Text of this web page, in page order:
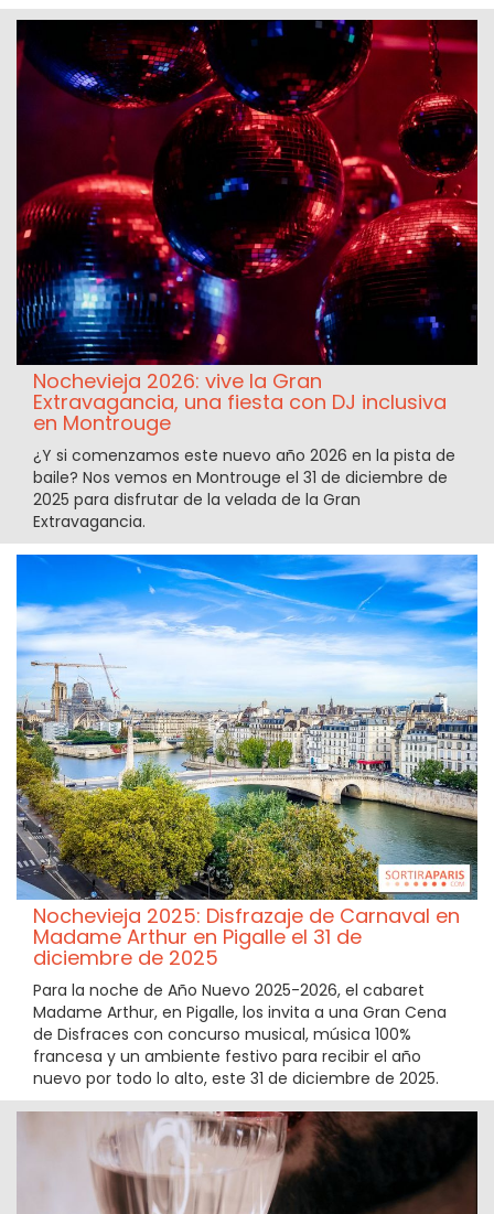
Nochevieja 2026: vive la Gran
Extravagancia, una fiesta con DJ inclusiva
en Montrouge
¿Y si comenzamos este nuevo año 2026 en la pista de
baile? Nos vemos en Montrouge el 31 de diciembre de
2025 para disfrutar de la velada de la Gran
Extravagancia.
Nochevieja 2025: Disfrazaje de Carnaval en
Madame Arthur en Pigalle el 31 de
diciembre de 2025
Para la noche de Año Nuevo 2025-2026, el cabaret
Madame Arthur, en Pigalle, los invita a una Gran Cena
de Disfraces con concurso musical, música 100%
francesa y un ambiente festivo para recibir el año
nuevo por todo lo alto, este 31 de diciembre de 2025.